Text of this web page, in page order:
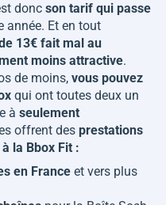
donc son tarif qui passe
année. Et en tout
13€ fait mal au
moins attractive.
de moins, vous pouvez
qui ont toutes deux un
à seulement
offrent des prestations
la Bbox Fit :
en France et vers plus